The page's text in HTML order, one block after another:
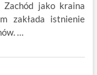
Zachód jako kraina
zakłada istnienie
…